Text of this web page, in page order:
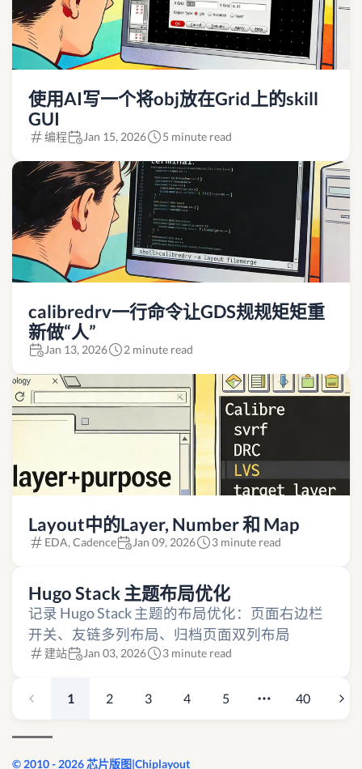
使用AI写一个将obj放在Grid上的skill
GUI
编程 Jan 15, 2026 5 minute read
calibredrv一行命令让GDS规规矩矩重
新做“人”
Jan 13, 2026 2 minute read
Layout中的Layer, Number 和 Map
EDA, Cadence Jan 09, 2026 3 minute read
Hugo Stack 主题布局优化
记录 Hugo Stack 主题的布局优化：页面右边栏
开关、友链多列布局、归档页面双列布局
建站 Jan 03, 2026 3 minute read
1 2 3 4 5 40
© 2010 - 2026 芯片版图|Chiplayout